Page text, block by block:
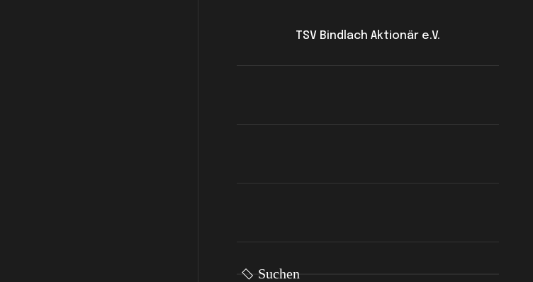
TSV Bindlach Aktionär e.V.
Suchen